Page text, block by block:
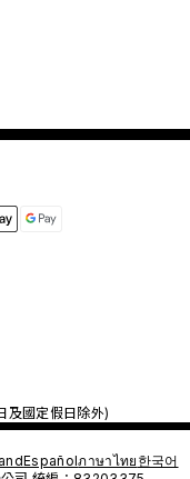
及國定假日除外)
Españolภาษาไทย 한국어